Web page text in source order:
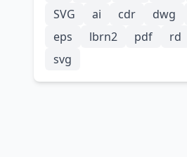
SVG
ai cdr dwg
eps
lbrn2 pdf rd
svg